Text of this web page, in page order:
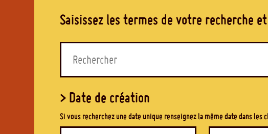
Saisissez les termes de votre recherche
> Date de création
Si vous recherchez une date unique renseignez la même date dans les